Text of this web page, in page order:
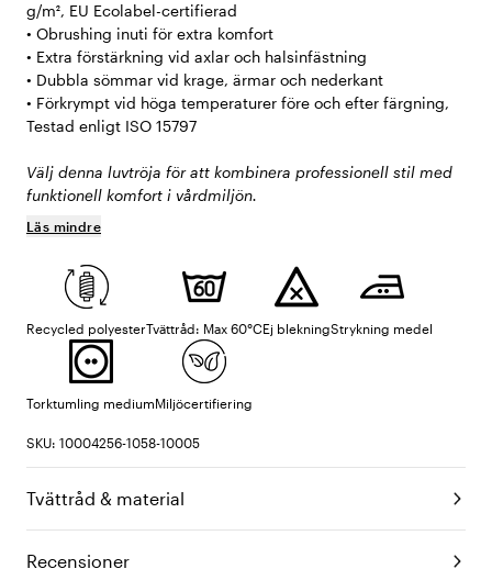
g/m², EU Ecolabel-certifierad
• Obrushing inuti för extra komfort
• Extra förstärkning vid axlar och halsinfästning
• Dubbla sömmar vid krage, ärmar och nederkant
• Förkrympt vid höga temperaturer före och efter färgning,
Testad enligt ISO 15797
Välj denna luvtröja för att kombinera professionell stil med
funktionell komfort i vårdmiljön.
Läs mindre
Recycled polyesterTvättråd: Max 60°CEj blekningStrykning medel
Torktumling mediumMiljöcertifiering
SKU: 10004256-1058-10005
Tvättråd & material
Recensioner